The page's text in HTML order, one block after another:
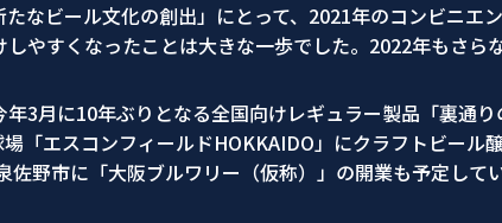
なビール文化の創出」にとって、2021年のコンビニエ
やすくなったことは大きな一歩でした。2022年もさら
3月に10年ぶりとなる全国向けレギュラー製品「裏通
「エスコンフィールドHOKKAIDO」にクラフトビール
野市に「大阪ブルワリー（仮称）」の開業も予定してい